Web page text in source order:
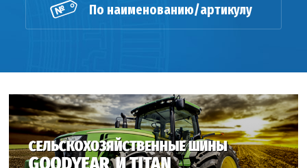
По наименованию/артикулу